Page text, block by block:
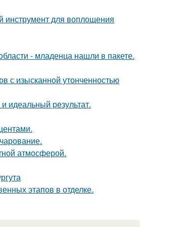
инструмент для воплощения
- младенца нашли в пакете.
с изысканной утонченностью
идеальный результат.
атмосферой.
этапов в отделке.